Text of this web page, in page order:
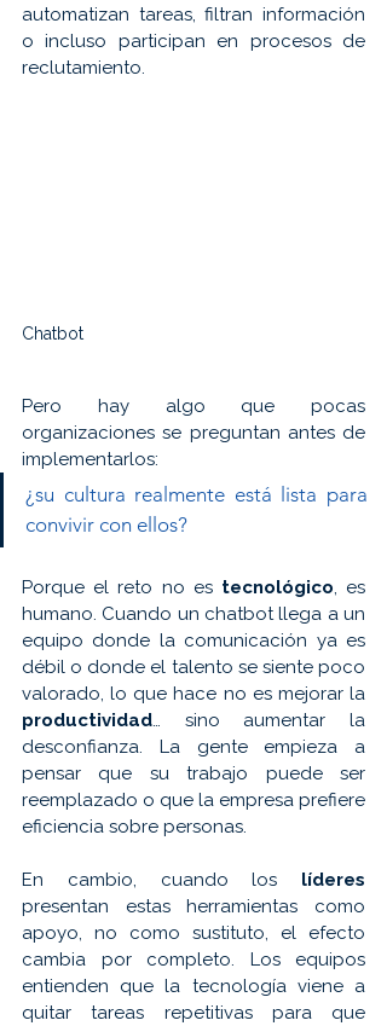
automatizan tareas, filtran información
o incluso participan en procesos de
reclutamiento.
Chatbot
Pero hay algo que pocas
organizaciones se preguntan antes de
implementarlos:
¿su cultura realmente está lista para
convivir con ellos?
Porque el reto no es tecnológico, es
humano. Cuando un chatbot llega a un
equipo donde la comunicación ya es
débil o donde el talento se siente poco
productividad… sino aumentar la
desconfianza. La gente empieza a
pensar que su trabajo puede ser
reemplazado o que la empresa prefiere
eficiencia sobre personas.
En cambio, cuando los
presentan estas herramientas como
apoyo, no como sustituto, el efecto
cambia por completo. Los equipos
entienden que la tecnología viene a
quitar tareas repetitivas para que